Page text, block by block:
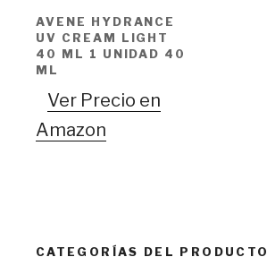
AVENE HYDRANCE
UV CREAM LIGHT
40 ML 1 UNIDAD 40
ML
Ver Precio en
Amazon
CATEGORÍAS DEL PRODUCTO